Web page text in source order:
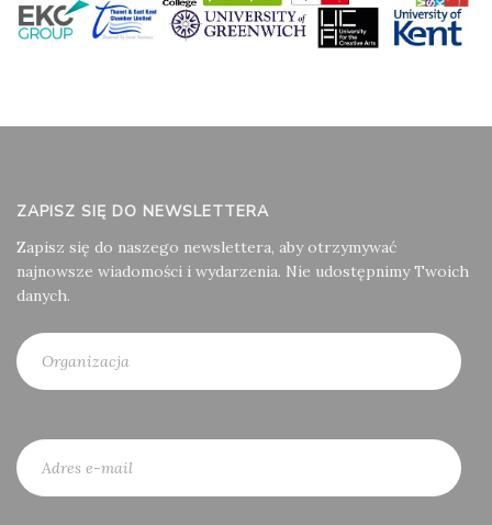
ZAPISZ SIĘ DO NEWSLETTERA
Zapisz się do naszego newslettera, aby otrzymywać
najnowsze wiadomości i wydarzenia. Nie udostępnimy Twoich
danych.